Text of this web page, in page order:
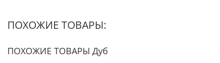
ПОХОЖИЕ ТОВАРЫ:
ПОХОЖИЕ ТОВАРЫ Дуб